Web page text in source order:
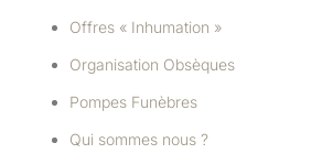
Offres « Inhumation »
Organisation Obsèques
Pompes Funèbres
Qui sommes nous ?